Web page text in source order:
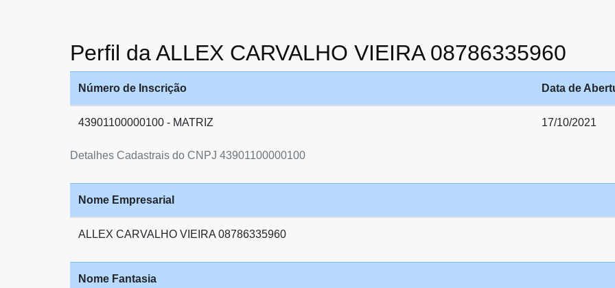
Perfil da ALLEX CARVALHO VIEIRA 08786335960
Detalhes Cadastrais do CNPJ 43901100000100
Número de Inscrição Data de
43901100000100 - MATRIZ 17/10/2021
Nome Empresarial
ALLEX CARVALHO VIEIRA 08786335960
Nome Fantasia